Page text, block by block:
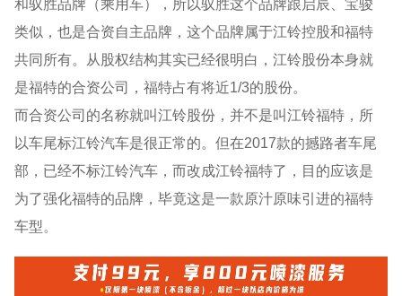
和驭胜品牌（乘用车），所以驭胜这个品牌跟启辰、宝骏
类似，也是合资自主品牌，这个品牌属于江铃控股和福特
共同所有。从股权结构其实已经很明白，江铃股份本身就
是福特的合资公司，福特占有将近1/3的股份。
而合资公司的名称就叫江铃股份，并不是叫江铃福特，所
以车尾标江铃汽车是很正常的。但在2017款的撼路者车尾
部，已经不标江铃汽车，而改成江铃福特了，目的应该是
为了强化福特的品牌，毕竟这是一款原汁原味引进的福特
车型。